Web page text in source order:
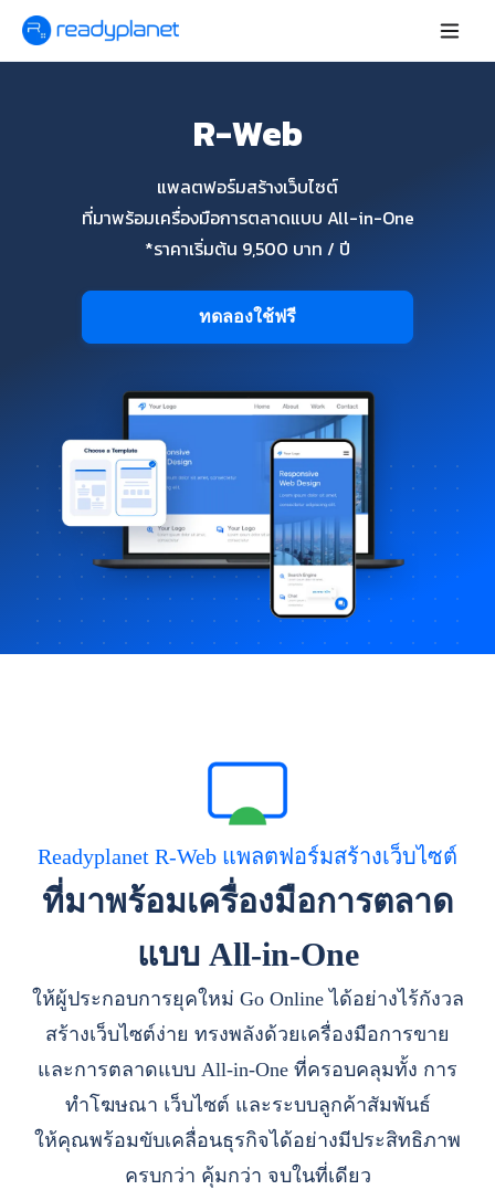
R-Web
แพลตฟอร์มสร้างเว็บไซต์
ที่มาพร้อมเครื่องมือการตลาดแบบ All-in-One
*ราคาเริ่มต้น 9,500 บาท / ปี
ทดลองใช้ฟรี
Readyplanet R-Web แพลตฟอร์มสร้างเว็บไซต์
ที่มาพร้อมเครื่องมือการตลาด
แบบ All-in-One
ให้ผู้ประกอบการยุคใหม่ Go Online ได้อย่างไร้กังวล
สร้างเว็บไซต์ง่าย ทรงพลังด้วยเครื่องมือการขาย
และการตลาดแบบ All-in-One ที่ครอบคลุมทั้ง การ
ทำโฆษณา เว็บไซต์ และระบบลูกค้าสัมพันธ์
ให้คุณพร้อมขับเคลื่อนธุรกิจได้อย่างมีประสิทธิภาพ
ครบกว่า คุ้มกว่า จบในที่เดียว